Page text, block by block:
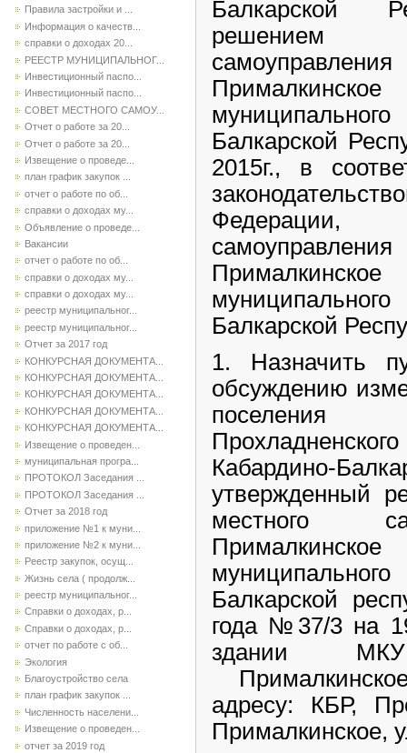
Правила застройки и ...
Информация о качеств...
справки о доходах 20...
РЕЕСТР МУНИЦИПАЛЬНОГ...
Инвестиционный паспо...
Инвестиционный паспо...
СОВЕТ МЕСТНОГО САМОУ...
Отчет о работе за 20...
Отчет о работе за 20...
Извещение о проведе...
план график закупок ...
отчет о работе по об...
справки о доходах му...
Объявление о проведе...
Вакансии
отчет о работе по об...
справки о доходах му...
справки о доходах му...
реестр муниципальног...
реестр муниципальног...
Отчет за 2017 год
КОНКУРСНАЯ ДОКУМЕНТА...
КОНКУРСНАЯ ДОКУМЕНТА...
КОНКУРСНАЯ ДОКУМЕНТА...
КОНКУРСНАЯ ДОКУМЕНТА...
КОНКУРСНАЯ ДОКУМЕНТА...
Извещение о проведен...
муниципальная програ...
ПРОТОКОЛ Заседания ...
ПРОТОКОЛ Заседания ...
Отчет за 2018 год
приложение №1 к муни...
приложение №2 к муни...
Реестр закупок, осущ...
Жизнь села ( продолж...
реестр муниципальног...
Справки о доходах, р...
Справки о доходах, р...
отчет по работе с об...
Экология
Благоустройство села
план график закупок ...
Численность населени...
Извещение о проведен...
отчет за 2019 год
Балкарской
решением
Балкарской
2015г., в
Балкарской
1. Назначить
обсуждению
Кабардино-
утвержденный
местного
Балкарской
года №37/3 на
здании
адресу: КБР,
Прималкинское,